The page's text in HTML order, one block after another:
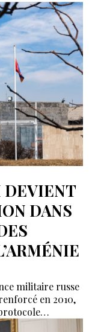
une mise
pratique se
à ses
en Arménie.
DEVIENT
DANS
militaire russe
en 2010,
2044.